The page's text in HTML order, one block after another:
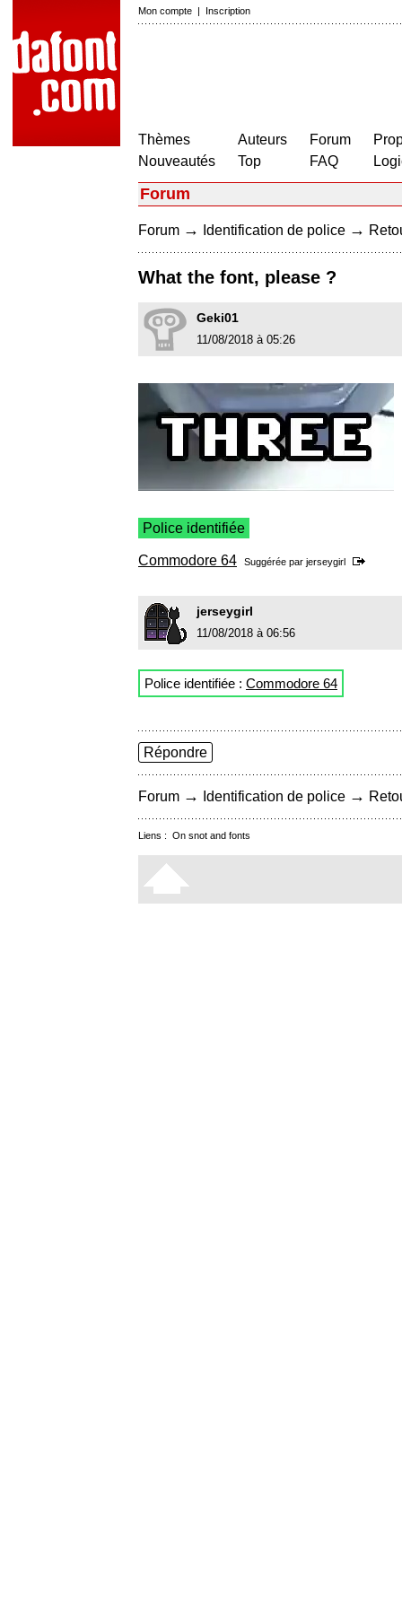
Mon compte | Inscription
Thèmes
Nouveautés
Auteurs
Top
Forum
FAQ
Forum
Forum → Identification de police →
What the font, please ?
Geki01
11/08/2018 à 05:26
Police identifiée
Commodore 64 Suggérée par jerseygirl
jerseygirl
11/08/2018 à 06:56
Police identifiée : Commodore 64
Répondre
Forum → Identification de police →
Liens : On snot and fonts